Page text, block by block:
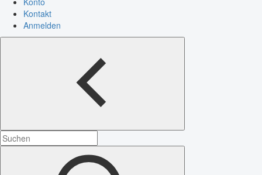
Kontakt
Anmelden